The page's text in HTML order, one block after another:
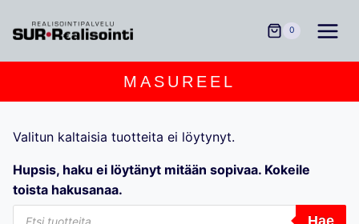
sisältöön
0
MASUREEL
Valitun kaltaisia tuotteita ei löytynyt.
Hupsis, haku ei löytänyt mitään sopivaa. Kokeile
toista hakusanaa.
Products
Hae